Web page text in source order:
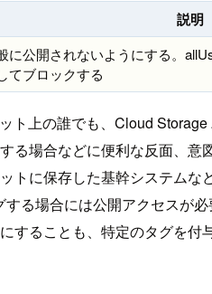
説明
に公開されないようにする。
てブロックする
ト上の誰でも、Cloud
る場合などに便利な反面、意
トに保存した基幹システム
る場合には公開アクセスが
ることも、特定のタグを付